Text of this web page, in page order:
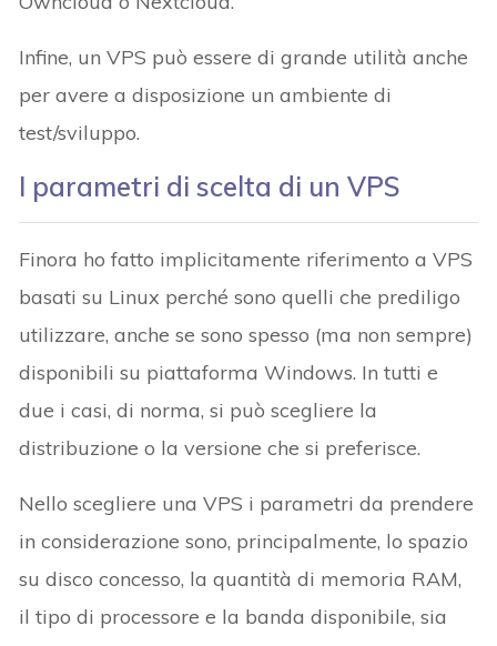
Infine, un VPS può essere di grande utilità anche
per avere a disposizione un ambiente di
test/sviluppo.
I parametri di scelta di un VPS
Finora ho fatto implicitamente riferimento a VPS
basati su Linux perché sono quelli che prediligo
utilizzare, anche se sono spesso (ma non sempre)
disponibili su piattaforma Windows. In tutti e
due i casi, di norma, si può scegliere la
distribuzione o la versione che si preferisce.
Nello scegliere una VPS i parametri da prendere
in considerazione sono, principalmente, lo spazio
su disco concesso, la quantità di memoria RAM,
il tipo di processore e la banda disponibile, sia